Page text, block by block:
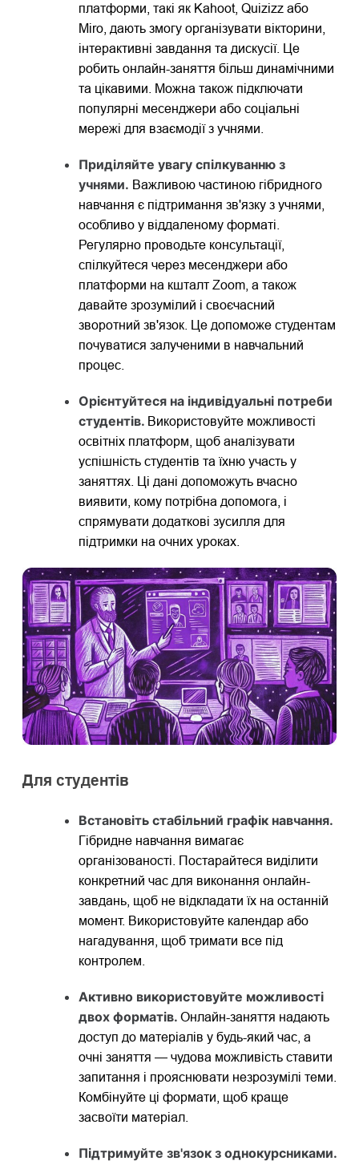
платформи, такі як Kahoot, Quizizz або
Miro, дають змогу організувати вікторини,
інтерактивні завдання та дискусії. Це
робить онлайн-заняття більш динамічними
та цікавими. Можна також підключати
популярні месенджери або соціальні
мережі для взаємодії з учнями.
Приділяйте увагу спілкуванню з
учнями. Важливою частиною гібридного
навчання є підтримання зв'язку з учнями,
особливо у віддаленому форматі.
Регулярно проводьте консультації,
спілкуйтеся через месенджери або
платформи на кшталт Zoom, а також
давайте зрозумілий і своєчасний
зворотний зв'язок. Це допоможе студентам
почуватися залученими в навчальний
процес.
Орієнтуйтеся на індивідуальні потреби
студентів. Використовуйте можливості
освітніх платформ, щоб аналізувати
успішність студентів та їхню участь у
заняттях. Ці дані допоможуть вчасно
виявити, кому потрібна допомога, і
спрямувати додаткові зусилля для
підтримки на очних уроках.
Для студентів
Встановіть стабільний графік навчання.
Гібридне навчання вимагає
організованості. Постарайтеся виділити
конкретний час для виконання онлайн-
завдань, щоб не відкладати їх на останній
момент. Використовуйте календар або
нагадування, щоб тримати все під
контролем.
Активно використовуйте можливості
двох форматів. Онлайн-заняття надають
доступ до матеріалів у будь-який час, а
очні заняття — чудова можливість ставити
запитання і прояснювати незрозумілі теми.
Комбінуйте ці формати, щоб краще
засвоїти матеріал.
Підтримуйте зв'язок з однокурсниками.